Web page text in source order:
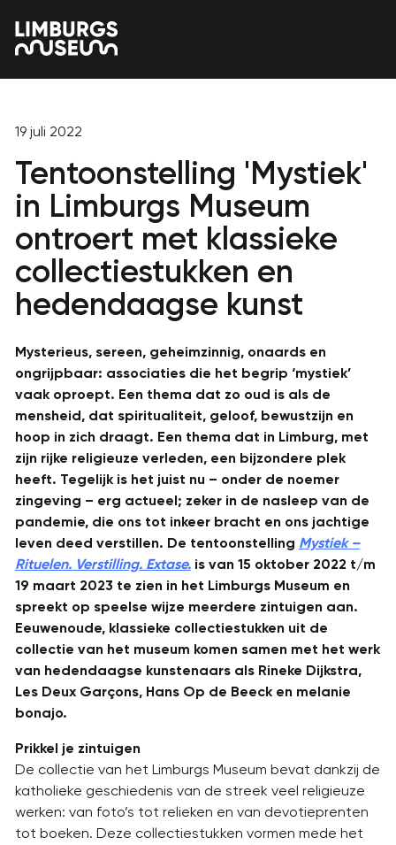
19 juli 2022
Tentoonstelling 'Mystiek'
in Limburgs Museum
ontroert met klassieke
collectiestukken en
hedendaagse kunst
Mysterieus, sereen, geheimzinnig, onaards en
ongrijpbaar: associaties die het begrip ‘mystiek’
vaak oproept. Een thema dat zo oud is als de
mensheid, dat spiritualiteit, geloof, bewustzijn en
hoop in zich draagt. Een thema dat in Limburg, met
zijn rijke religieuze verleden, een bijzondere plek
heeft. Tegelijk is het juist nu – onder de noemer
zingeving – erg actueel; zeker in de nasleep van de
pandemie, die ons tot inkeer bracht en ons jachtige
leven deed verstillen. De tentoonstelling Mystiek –
Rituelen. Verstilling. Extase.is van 15 oktober 2022 t/m
19 maart 2023 te zien in het Limburgs Museum en
spreekt op speelse wijze meerdere zintuigen aan.
Eeuwenoude, klassieke collectiestukken uit de
collectie van het museum komen samen met het werk
van hedendaagse kunstenaars als Rineke Dijkstra,
Les Deux Garçons, Hans Op de Beeck en melanie
bonajo.
Prikkel je zintuigen
De collectie van het Limburgs Museum bevat dankzij de
katholieke geschiedenis van de streek veel religieuze
werken: van foto’s tot relieken en van devotieprenten
tot boeken. Deze collectiestukken vormen mede het